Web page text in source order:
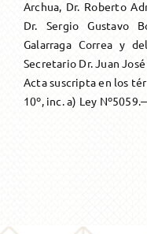
Pago Haberes
Archua, Dr. Roberto
Dr. Sergio Gustavo
Galarraga Correa y
Secretario Dr. Juan
Acta suscripta en los
10º, inc. a) Ley